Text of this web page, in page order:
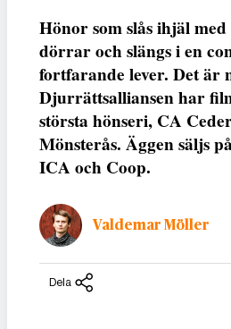
Hönor som slås ihjäl
dörrar och slängs i en
fortfarande lever. Det är
Djurrättsalliansen har
största hönseri, CA
Mönsterås. Äggen säljs
ICA och Coop.
Valdemar Möller
Dela